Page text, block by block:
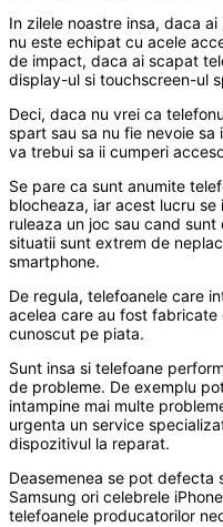
In zilele noastre insa, daca
nu este echipat cu acele
de impact, daca ai scapat
display-ul si touchscreen-ul
Deci, daca nu vrei ca
spart sau sa nu fie nevoie
va trebui sa ii cumperi
Se pare ca sunt anumite
blocheaza, iar acest lucru
ruleaza un joc sau cand
situatii sunt extrem de
smartphone.
De regula, telefoanele care
acelea care au fost
cunoscut pe piata.
Sunt insa si telefoane
de probleme. De exemplu
intampine mai multe
urgenta un service
dispozitivul la reparat.
Deasemenea se pot defecta
Samsung ori celebrele
telefoanele producatorilor